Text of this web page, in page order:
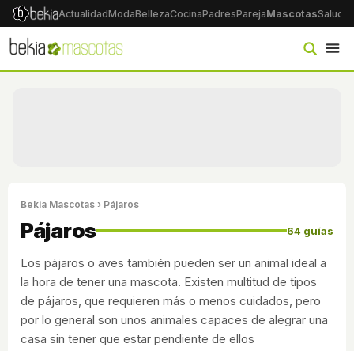
ActualidadModaBellezaCocinaPadresParejaMascotasSalud
Bekia Mascotas › Pájaros
Pájaros 64 guías
Los pájaros o aves también pueden ser un animal ideal a
la hora de tener una mascota. Existen multitud de tipos
de pájaros, que requieren más o menos cuidados, pero
por lo general son unos animales capaces de alegrar una
casa sin tener que estar pendiente de ellos